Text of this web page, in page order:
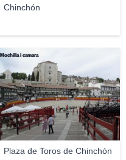
Chinchón
Plaza de Toros de Chinchón
Mochilla i camara